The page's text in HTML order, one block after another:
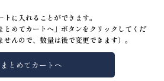
に入れることができます。
とめてカートへ」ボタンをクリックしてくだ
んので、数量は後で変更できます）。